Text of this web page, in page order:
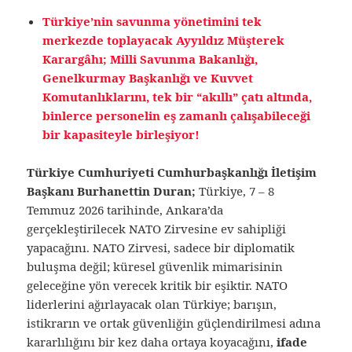
Türkiye’nin savunma yönetimini tek
merkezde toplayacak Ayyıldız Müşterek
Karargâhı; Milli Savunma Bakanlığı,
Genelkurmay Başkanlığı ve Kuvvet
Komutanlıklarını, tek bir “akıllı” çatı altında,
binlerce personelin eş zamanlı çalışabileceği
bir kapasiteyle birleşiyor!
Türkiye Cumhuriyeti Cumhurbaşkanlığı İletişim
Başkanı Burhanettin Duran; Türkiye, 7 – 8
Temmuz 2026 tarihinde, Ankara’da
gerçekleştirilecek NATO Zirvesine ev sahipliği
yapacağını. NATO Zirvesi, sadece bir diplomatik
buluşma değil; küresel güvenlik mimarisinin
geleceğine yön verecek kritik bir eşiktir. NATO
liderlerini ağırlayacak olan Türkiye; barışın,
istikrarın ve ortak güvenliğin güçlendirilmesi adına
kararlılığını bir kez daha ortaya koyacağını,ifade